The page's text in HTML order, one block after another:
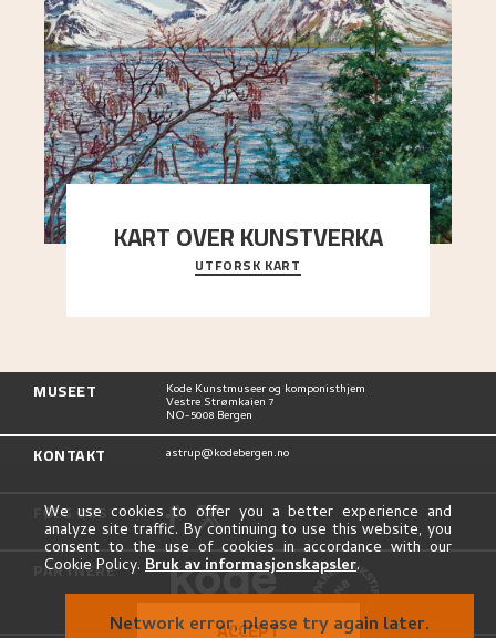
KART OVER KUNSTVERKA
Utforsk stedene og utsiktene i Astrups malerier
UTFORSK KART
MUSEET Kode Kunstmuseer og komponisthjem
Vestre Strømkaien 7
NO-5008 Bergen
KONTAKT astrup@kodebergen.no
FØLG OSS
PARTNERE
We use cookies to offer you a better experience and
analyze site traffic. By continuing to use this website, you
consent to the use of cookies in accordance with our
Cookie Policy. Bruk av informasjonskapsler.
ACCEPT
Network error, please try again later.